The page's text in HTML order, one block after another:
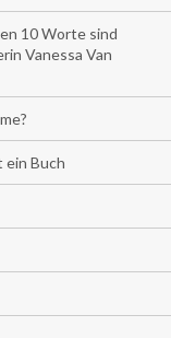
10 Worte sind
Vanessa Van
ein Buch